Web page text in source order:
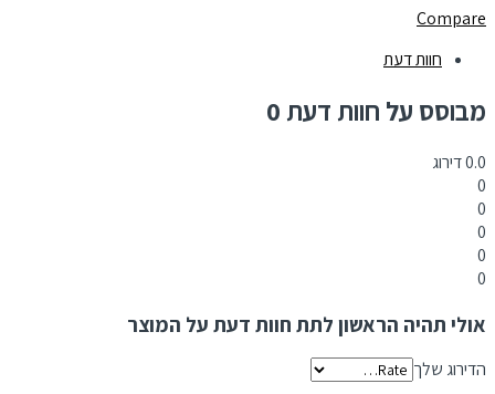
Compare
חוות דעת
מבוסס על חוות דעת 0
0.0דירוג
אולי תהיה הראשון לתת חוות דעת על המוצר
הדירוג שלך